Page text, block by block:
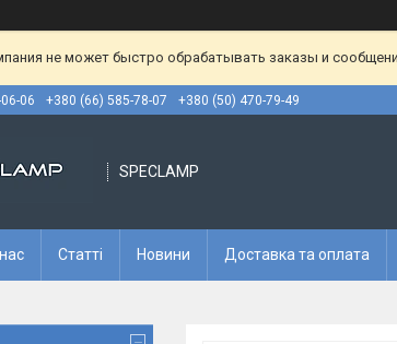
не может быстро обрабатывать заказы и
06 +380 (66) 585-78-07 +380 (50) 470-79-49
SPECLAMP
Статті Новини Доставка та оплата